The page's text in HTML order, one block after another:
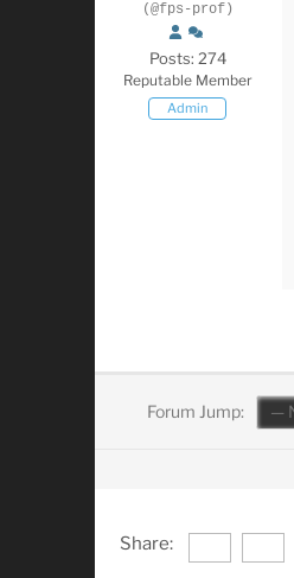
(@fps-prof)
Posts: 274
Reputable Member
Admin
Forum Jump:
Share: